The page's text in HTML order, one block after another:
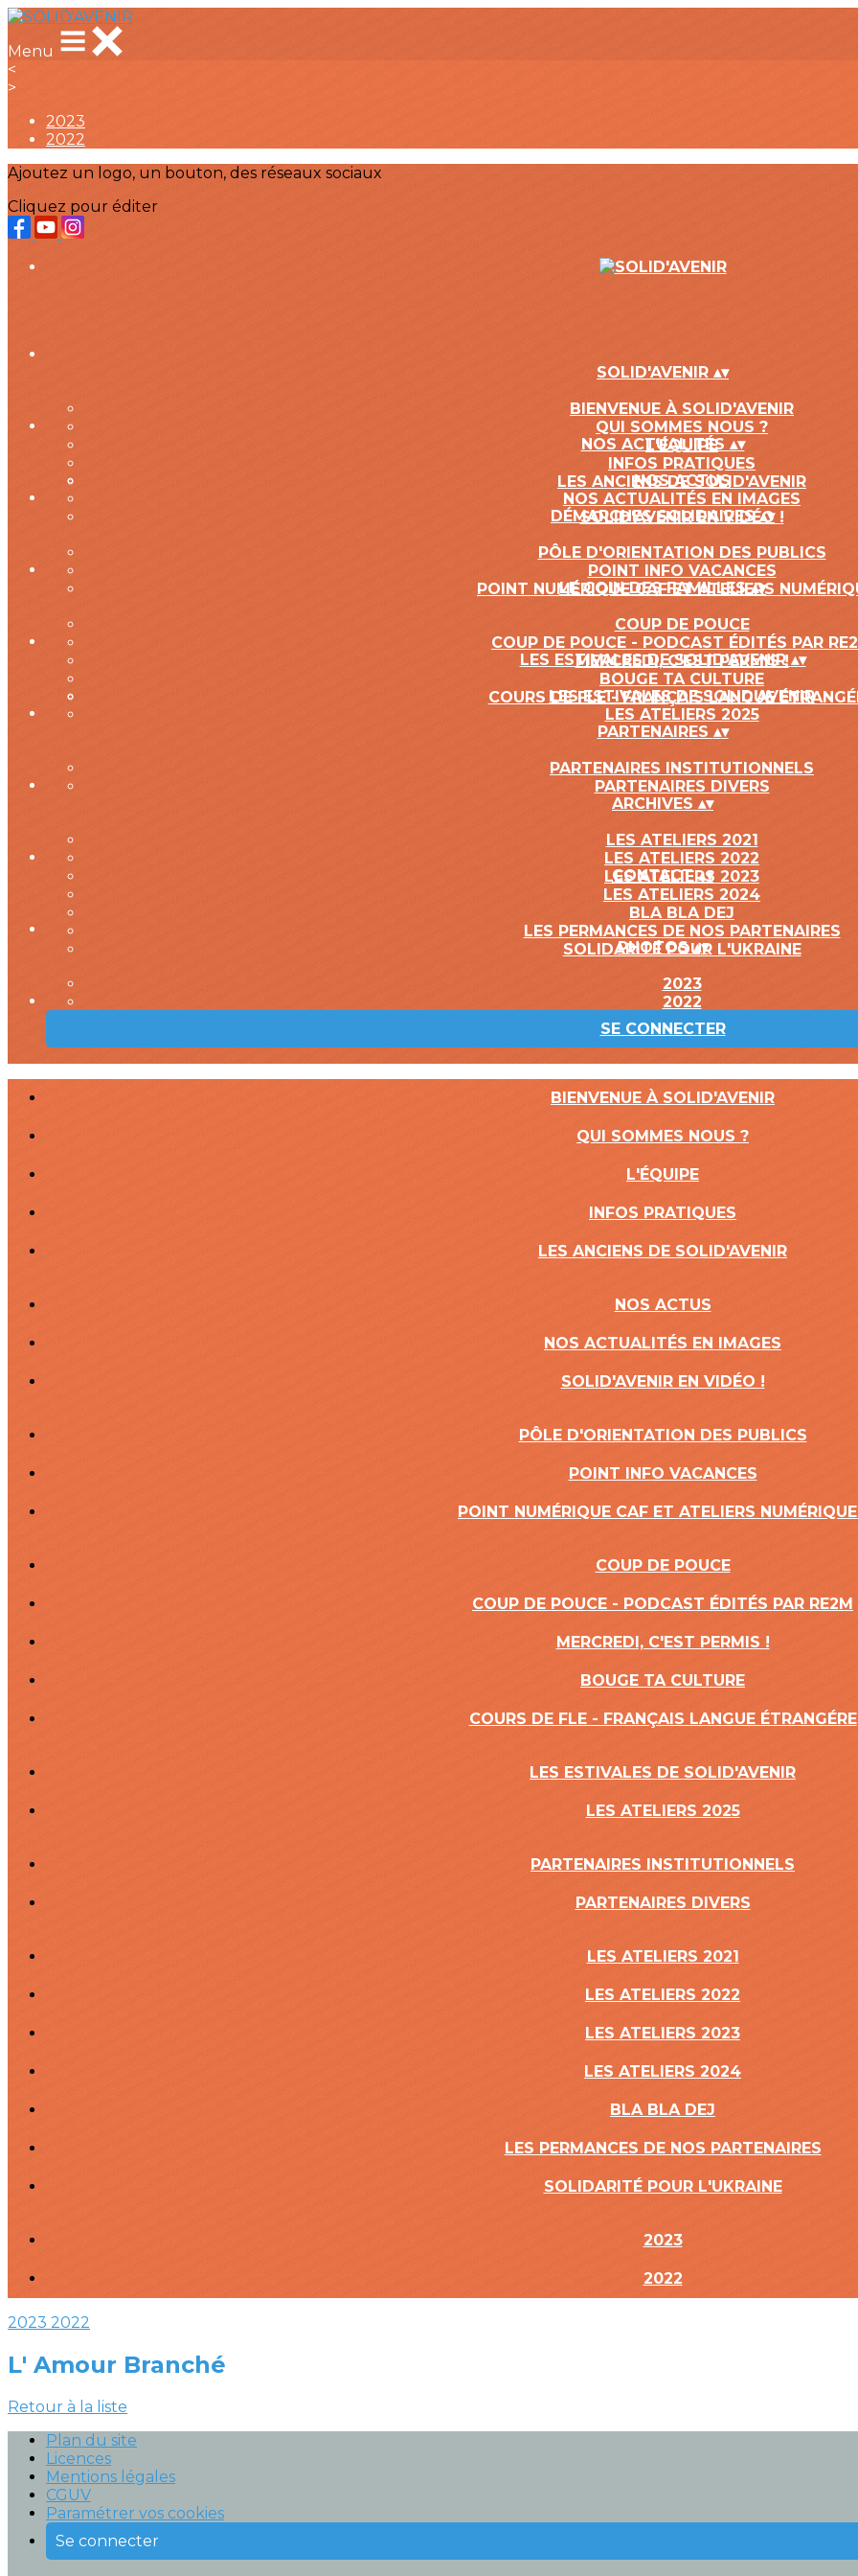
Menu
<
>
2023
2022
Ajoutez un logo, un bouton, des réseaux sociaux
Cliquez pour éditer
SOLID'AVENIR ▴▾
BIENVENUE À SOLID'AVENIR
QUI SOMMES NOUS ?
L'ÉQUIPE
INFOS PRATIQUES
LES ANCIENS DE SOLID'AVENIR
NOS ACTUALITÉS ▴▾
NOS ACTUS
NOS ACTUALITÉS EN IMAGES
SOLID'AVENIR EN VIDÉO !
DÉMARCHES SOLIDAIRES▴▾
PÔLE D'ORIENTATION DES PUBLICS
POINT INFO VACANCES
POINT NUMÉRIQUE CAF ET ATELIERS
LE COIN DES FAMILLES▴▾
COUP DE POUCE
COUP DE POUCE - PODCAST ÉDITÉS PAR
MERCREDI, C'EST PERMIS !
BOUGE TA CULTURE
COURS DE FLE - FRANÇAIS LANGUE
LES ESTIVALES DE SOLID'AVENIR▴▾
LES ESTIVALES DE SOLID'AVENIR
LES ATELIERS 2025
PARTENAIRES ▴▾
PARTENAIRES INSTITUTIONNELS
PARTENAIRES DIVERS
ARCHIVES ▴▾
LES ATELIERS 2021
LES ATELIERS 2022
LES ATELIERS 2023
LES ATELIERS 2024
BLA BLA DEJ
LES PERMANCES DE NOS PARTENAIRES
SOLIDARITÉ POUR L'UKRAINE
CONTACT▴▾
PHOTOS▴▾
2023
2022
SE CONNECTER
BIENVENUE À SOLID'AVENIR
QUI SOMMES NOUS ?
L'ÉQUIPE
INFOS PRATIQUES
LES ANCIENS DE SOLID'AVENIR
NOS ACTUS
NOS ACTUALITÉS EN IMAGES
SOLID'AVENIR EN VIDÉO !
PÔLE D'ORIENTATION DES PUBLICS
POINT INFO VACANCES
POINT NUMÉRIQUE CAF ET ATELIERS
COUP DE POUCE
COUP DE POUCE - PODCAST ÉDITÉS PAR RE2M
MERCREDI, C'EST PERMIS !
BOUGE TA CULTURE
COURS DE FLE - FRANÇAIS LANGUE ÉTRANGÉRE
LES ESTIVALES DE SOLID'AVENIR
LES ATELIERS 2025
PARTENAIRES INSTITUTIONNELS
PARTENAIRES DIVERS
LES ATELIERS 2021
LES ATELIERS 2022
LES ATELIERS 2023
LES ATELIERS 2024
BLA BLA DEJ
LES PERMANCES DE NOS PARTENAIRES
SOLIDARITÉ POUR L'UKRAINE
2023
2022
2023 2022
L' Amour Branché
Retour à la liste
Plan du site
Licences
Mentions légales
CGUV
Paramétrer vos cookies
Se connecter